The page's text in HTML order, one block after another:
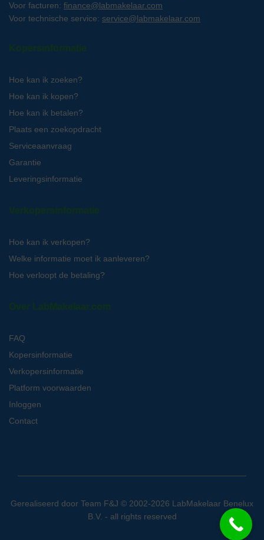
Voor facturen: finance@labmakelaar.com
Voor technische service: service@labmakelaar.com
Kopersinformatie
Hoe kan ik zoeken?
Hoe kan ik kopen?
Hoe kan ik betalen?
Plaats een zoekopdracht
Serviceaanvraag
Garantie
Leveringsinformatie
Verkopersinformatie
Hoe kan ik verkopen?
Welke informatie moet ik aanleveren?
Hoe verloopt de betaling?
Over LabMakelaar.com
FAQ
Kopersinformatie
Verkopersinformatie
Platform voorwaarden
Inloggen
Contact
Gerealiseerd door Team F&J © 2002-2026 LabMakelaar Benelux
B.V. - all rights reserved